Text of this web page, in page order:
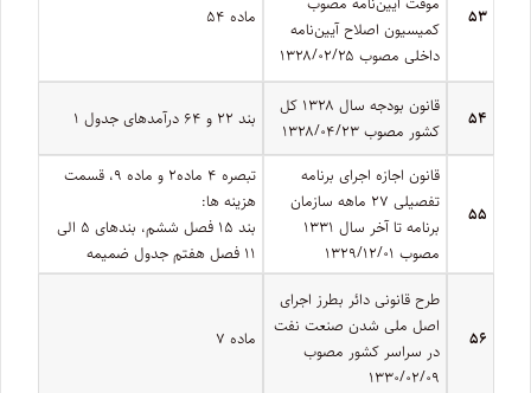
۵۳
کمیسیون اصلاح آیین‌‏نامه
داخلی مصوب ۱۳۲۸/۰۲/۲۵
ماده ۵۴
۵۴
قانون بودجه سال ۱۳۲۸ کل
کشور مصوب ۱۳۲۸/۰۴/۲۳
بند ۲۲ و ۶۴ درآمدهای جدول ۱
۵۵
قانون اجازه اجرای برنامه
تفصیلی ۲۷ ‌ماهه سازمان
برنامه تا آخر سال ۱۳۳۱
مصوب ۱۳۲۹/۱۲/۰۱
تبصره ۴ ماده۲ و ماده ۹‌، قسمت
هزینه ‌ها:
بند ۱۵ فصل ششم‌، بندهای ۵ الی
۱۱ فصل هفتم جدول ضمیمه
۵۶
طرح قانونی دائر بطرز اجرای
اصل ملی شدن صنعت نفت
در سراسر کشور مصوب
۱۳۳۰/۰۲/۰۹
ماده ۷